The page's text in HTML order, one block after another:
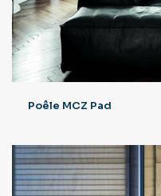
Poêle MCZ Pad